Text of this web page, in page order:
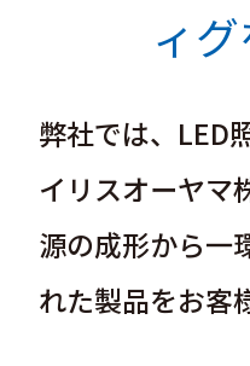
ィ
弊社では、LED
イリスオーヤマ
源の成形から一
れた製品をお客